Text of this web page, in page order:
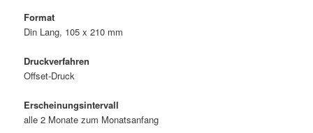
Format
Din Lang, 105 x 210 mm
Druckverfahren
Offset-Druck
Erscheinungsintervall
alle 2 Monate zum Monatsanfang